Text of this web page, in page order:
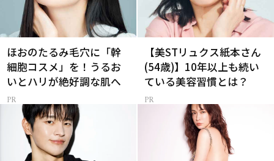
ほおのたるみ毛穴に「幹
細胞コスメ」を！うるお
いとハリが絶好調な肌へ
【美STリュクス紙本さん
(54歳)】10年以上も続い
ている美容習慣とは？